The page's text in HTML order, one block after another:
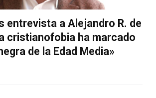
entrevista a Alejandro R. de
cristianofobia ha marcado
de la Edad Media»